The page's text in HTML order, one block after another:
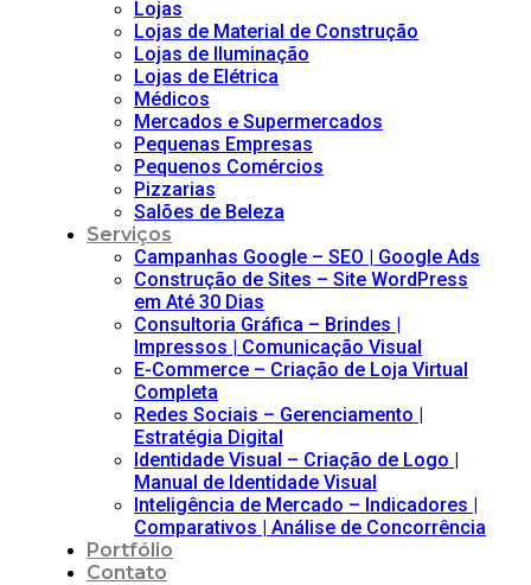
Lojas
Lojas de Material de Construção
Lojas de Iluminação
Lojas de Elétrica
Médicos
Mercados e Supermercados
Pequenas Empresas
Pequenos Comércios
Pizzarias
Salões de Beleza
Serviços
Campanhas Google – SEO | Google Ads
Construção de Sites – Site WordPress
em Até 30 Dias
Consultoria Gráfica – Brindes |
Impressos | Comunicação Visual
E-Commerce – Criação de Loja Virtual
Completa
Redes Sociais – Gerenciamento |
Estratégia Digital
Identidade Visual – Criação de Logo |
Manual de Identidade Visual
Inteligência de Mercado – Indicadores |
Comparativos | Análise de Concorrência
Portfólio
Contato